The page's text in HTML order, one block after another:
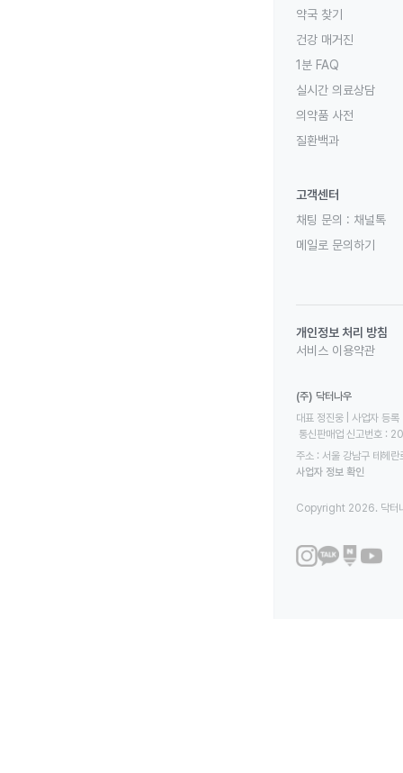
약국 찾기
건강 매거진
1분 FAQ
실시간 의료상담
의약품 사전
질환백과
고객센터
채팅 문의 : 채널톡
메일로 문의하기
개인정보 처리 방침
서비스 이용약관
(주) 닥터나우
대표 정진웅 | 사업자
통신판매업 신고번호
주소 : 서울 강남구 테헤
사업자 정보 확인
Copyright 2026. 닥터